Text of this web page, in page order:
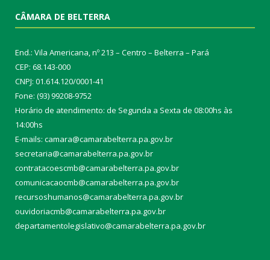
CÂMARA DE BELTERRA
End.: Vila Americana, nº 213 – Centro – Belterra – Pará
CEP: 68.143-000
CNPJ: 01.614.120/0001-41
Fone: (93) 99208-9752
Horário de atendimento: de Segunda a Sexta de 08:00hs às
14:00hs
E-mails: camara@camarabelterra.pa.gov.br
secretaria@camarabelterra.pa.gov.br
contratacoescmb@camarabelterra.pa.gov.br
comunicacaocmb@camarabelterra.pa.gov.br
recursoshumanos@camarabelterra.pa.gov.br
ouvidoriacmb@camarabelterra.pa.gov.br
departamentolegislativo@camarabelterra.pa.gov.br